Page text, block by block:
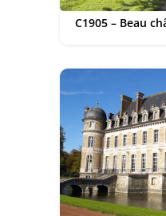
C1905 – Beau